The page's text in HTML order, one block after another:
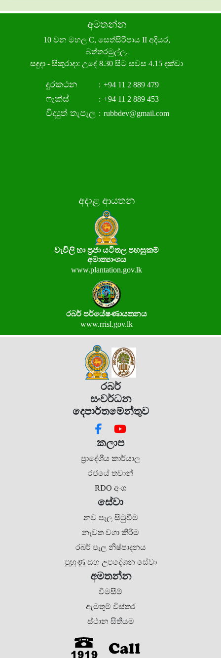
අමතන්න
10 වන මහල C, සෙත්සිරිපාය II අදියර,
බත්තරමුල්ල.
සඳුදා - සිකුරාදා: උදේ 8.30 සිට සවස 4.15 දක්වා
දුරකථන : +94 11 2 889 479
ෆැක්ස් : +94 11 2 889 453
විද්‍යුත් තැපෑල : rubbdev@gmail.com
අදාළ ආයතන
වැවිලි හා ප්‍රජා යටිතල පහසුකම්
අමාත්‍යාංශය
www.plantation.gov.lk
රබර් පර්යේෂණායතනය
www.rrisl.gov.lk
රබර්
සංවර්ධන
දෙපාර්තමේන්තුව
කලාප
ප්‍රාදේශීය කාර්යාල
රජයේ තවාන්
RDO අංශ
සේවා
නව පැල සිටුවීම
නැවත වගා කිරීම
රබර් පැල නිෂ්පාදනය
පුහුණු සහ උපදේශන සේවා
අමතන්න
විමසීම්
ඇමතුම් විස්තර
ස්ථාන සිතියම